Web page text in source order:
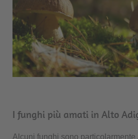
I funghi più amati in Alto
Alcuni funghi sono particolarmente